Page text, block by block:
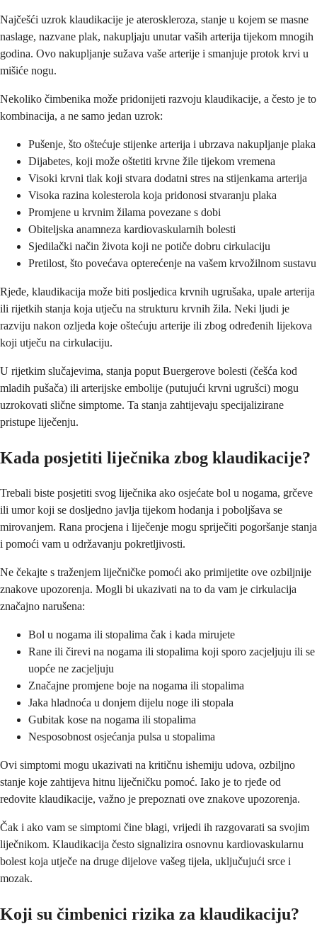
Najčešći uzrok klaudikacije je ateroskleroza, stanje u kojem se masne
naslage, nazvane plak, nakupljaju unutar vaših arterija tijekom mnogih
godina. Ovo nakupljanje sužava vaše arterije i smanjuje protok krvi u
mišiće nogu.
Nekoliko čimbenika može pridonijeti razvoju klaudikacije, a često je to
kombinacija, a ne samo jedan uzrok:
Pušenje, što oštećuje stijenke arterija i ubrzava nakupljanje plaka
Dijabetes, koji može oštetiti krvne žile tijekom vremena
Visoki krvni tlak koji stvara dodatni stres na stijenkama arterija
Visoka razina kolesterola koja pridonosi stvaranju plaka
Promjene u krvnim žilama povezane s dobi
Obiteljska anamneza kardiovaskularnih bolesti
Sjedilački način života koji ne potiče dobru cirkulaciju
Pretilost, što povećava opterećenje na vašem krvožilnom sustavu
Rjeđe, klaudikacija može biti posljedica krvnih ugrušaka, upale arterija
ili rijetkih stanja koja utječu na strukturu krvnih žila. Neki ljudi je
razviju nakon ozljeda koje oštećuju arterije ili zbog određenih lijekova
koji utječu na cirkulaciju.
U rijetkim slučajevima, stanja poput Buergerove bolesti (češća kod
mladih pušača) ili arterijske embolije (putujući krvni ugrušci) mogu
uzrokovati slične simptome. Ta stanja zahtijevaju specijalizirane
pristupe liječenju.
Kada posjetiti liječnika zbog klaudikacije?
Trebali biste posjetiti svog liječnika ako osjećate bol u nogama, grčeve
ili umor koji se dosljedno javlja tijekom hodanja i poboljšava se
mirovanjem. Rana procjena i liječenje mogu spriječiti pogoršanje stanja
i pomoći vam u održavanju pokretljivosti.
Ne čekajte s traženjem liječničke pomoći ako primijetite ove ozbiljnije
znakove upozorenja. Mogli bi ukazivati na to da vam je cirkulacija
značajno narušena:
Bol u nogama ili stopalima čak i kada mirujete
Rane ili čirevi na nogama ili stopalima koji sporo zacjeljuju ili se
uopće ne zacjeljuju
Značajne promjene boje na nogama ili stopalima
Jaka hladnoća u donjem dijelu noge ili stopala
Gubitak kose na nogama ili stopalima
Nesposobnost osjećanja pulsa u stopalima
Ovi simptomi mogu ukazivati na kritičnu ishemiju udova, ozbiljno
stanje koje zahtijeva hitnu liječničku pomoć. Iako je to rjeđe od
redovite klaudikacije, važno je prepoznati ove znakove upozorenja.
Čak i ako vam se simptomi čine blagi, vrijedi ih razgovarati sa svojim
liječnikom. Klaudikacija često signalizira osnovnu kardiovaskularnu
bolest koja utječe na druge dijelove vašeg tijela, uključujući srce i
mozak.
Koji su čimbenici rizika za klaudikaciju?